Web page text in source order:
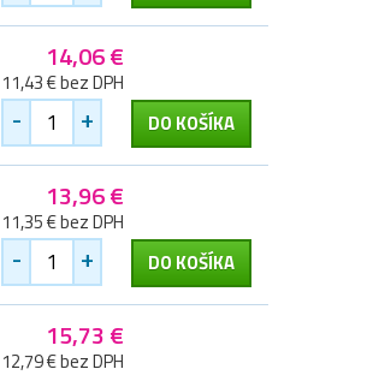
14,06 €
11,43 € bez DPH
- + DO KOŠÍKA
13,96 €
11,35 € bez DPH
- + DO KOŠÍKA
15,73 €
12,79 € bez DPH